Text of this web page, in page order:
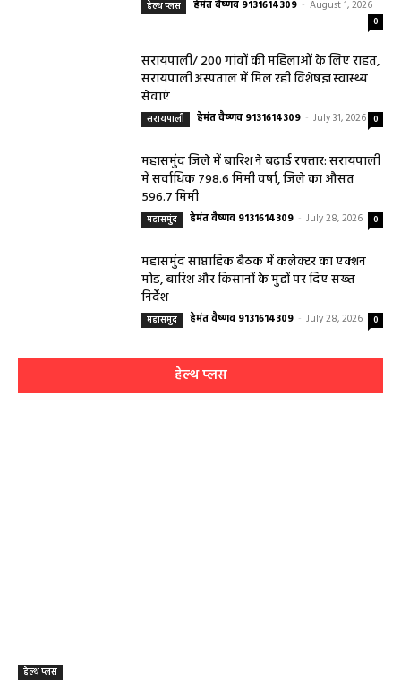
हेल्थ प्लस हेमंत वैष्णव 9131614309 - August 1, 2026
0
सरायपाली/ 200 गांवों की महिलाओं के लिए राहत,
सरायपाली अस्पताल में मिल रही विशेषज्ञ स्वास्थ्य
सेवाएं
सरायपाली हेमंत वैष्णव 9131614309 - July 31, 2026 0
महासमुंद जिले में बारिश ने बढ़ाई रफ्तार: सरायपाली
में सर्वाधिक 798.6 मिमी वर्षा, जिले का औसत
596.7 मिमी
महासमुंद हेमंत वैष्णव 9131614309 - July 28, 2026 0
महासमुंद साप्ताहिक बैठक में कलेक्टर का एक्शन
मोड, बारिश और किसानों के मुद्दों पर दिए सख्त
निर्देश
महासमुंद हेमंत वैष्णव 9131614309 - July 28, 2026 0
हेल्थ प्लस
हेल्थ प्लस